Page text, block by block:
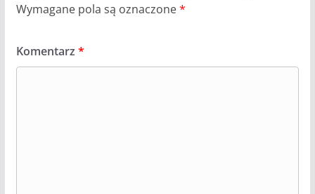
Wymagane pola są oznaczone*
Komentarz *